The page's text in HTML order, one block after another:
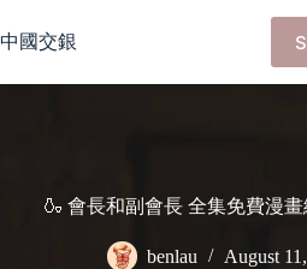
to
content
中國交銀
🍶 會長和副會長 全集免費漫
benlau August